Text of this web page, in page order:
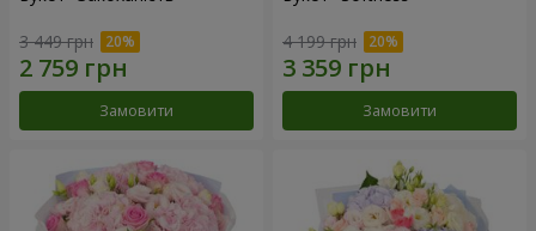
3 449 грн
Замовити
4 199 грн
Замовити